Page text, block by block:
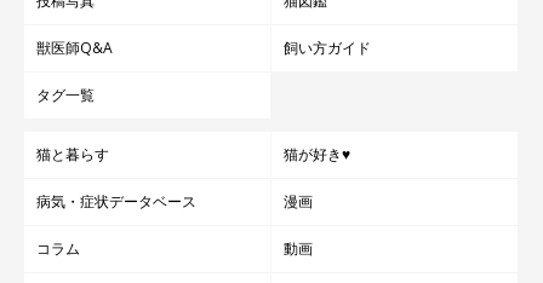
獣医師Q&A 飼い方ガイド
タグ一覧
猫と暮らす 猫が好き♥
病気・症状データベース 漫画
コラム 動画